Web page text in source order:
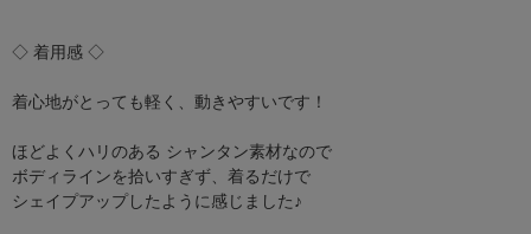
◇ 着用感 ◇
着心地がとっても軽く、動きやすいです！
ほどよくハリのある シャンタン素材なので
ボディラインを拾いすぎず、着るだけで
シェイプアップしたように感じました♪